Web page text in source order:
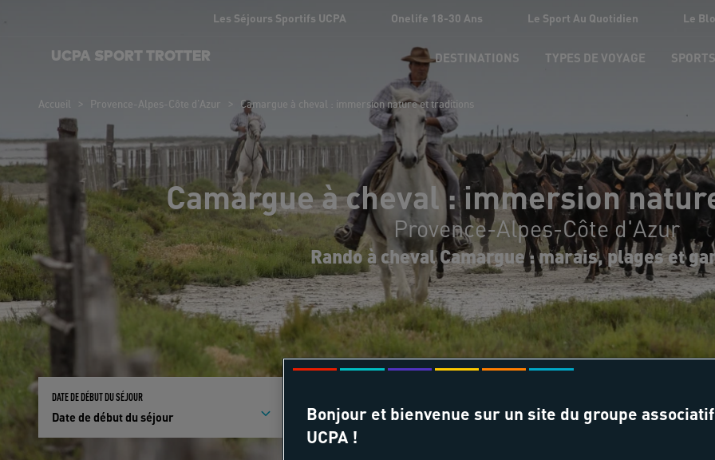
Les Séjours Sportifs UCPA Onelife 18-30 Ans Le Sport Au Quotidien Le
UCPA SPORT TROTTER DESTINATIONS TYPES DE VOYAGE SPORTS
Accueil > Provence-Alpes-Côte d'Azur > Camargue à cheval : immersion nature et traditions
Camargue à cheval : immersion
Provence-Alpes-Côte d'Azur
Rando à cheval Camargue : marais, plages et
DATE DE DÉBUT DU SÉJOUR
Date de début du séjour Qui participe au séjour ? Choisissez votre ville de départ
Bonjour et bienvenue sur un site du groupe associatif
UCPA !